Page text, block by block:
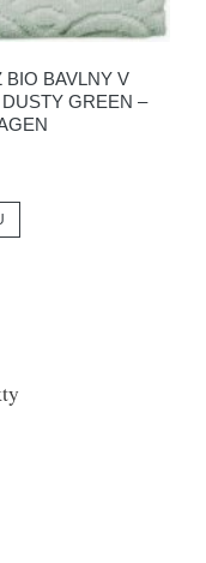
BIO BAVLNY V
GREEN –